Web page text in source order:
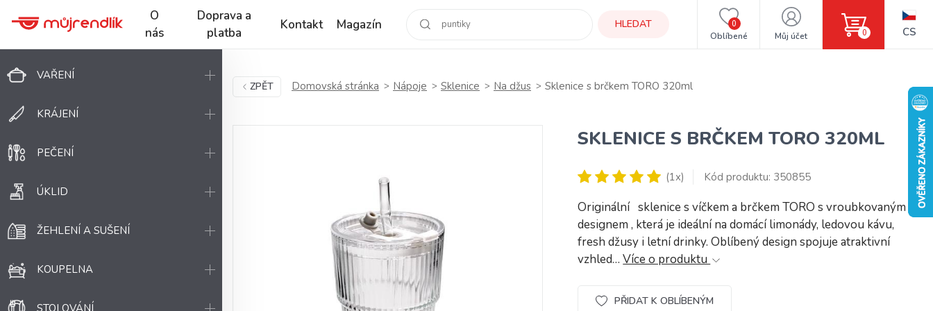
O
nás
Doprava a
platba
Kontakt Magazín HLEDAT
Oblíbené
0
Můj účet 0 CS
VAŘENÍ
KRÁJENÍ
PEČENÍ
ÚKLID
ŽEHLENÍ A SUŠENÍ
KOUPELNA
STOLOVÁNÍ
ZPĚT Domovská stránka Nápoje Sklenice Na džus Sklenice s brčkem TORO 320ml
SKLENICE S BRČKEM TORO 320ML
(1x) Kód produktu: 350855
Originální sklenice s víčkem a brčkem TORO s vroubkovaným
designem , která je ideální na domácí limonády, ledovou kávu,
fresh džusy i letní drinky. Oblíbený design spojuje atraktivní
vzhled…Více o produktu
PŘIDAT K OBLÍBENÝM